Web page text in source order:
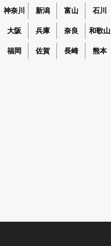
神奈川 新潟 富山 石川
大阪 兵庫 奈良 和歌山
福岡 佐賀 長崎 熊本